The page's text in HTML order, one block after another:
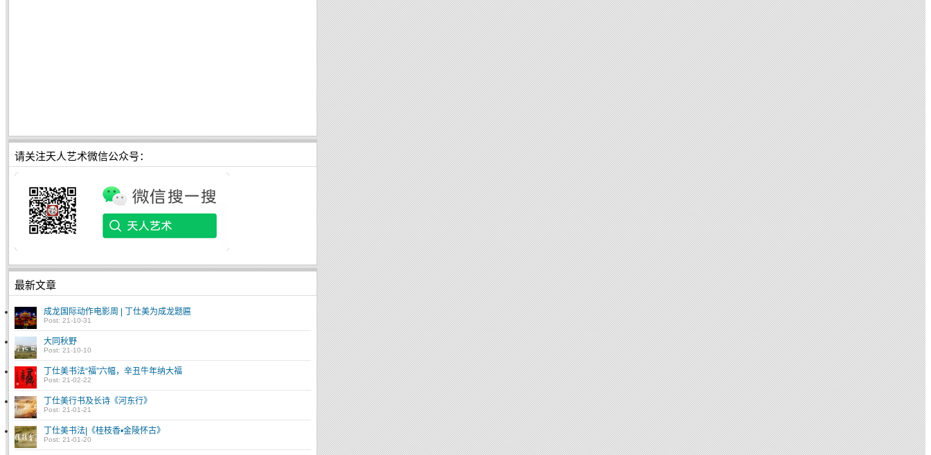
请关注天人艺术微信公众号：
最新文章
成龙国际动作电影周 | 丁仕美为成龙题匾
Post: 21-10-31
大同秋野
Post: 21-10-10
丁仕美书法“福”六幅，辛丑牛年纳大福
Post: 21-02-22
丁仕美行书及长诗《河东行》
Post: 21-01-21
丁仕美书法|《桂枝香•金陵怀古》
Post: 21-01-20